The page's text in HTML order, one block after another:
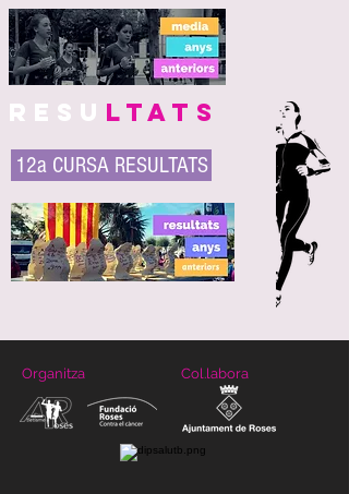
resu ltats
12a CURSA RESULTATS
Organitza Col.labora